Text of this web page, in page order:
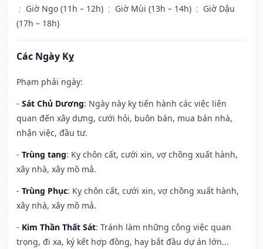
; Giờ Ngọ (11h – 12h) ; Giờ Mùi (13h – 14h) ; Giờ Dậu
(17h – 18h)
Các Ngày Kỵ
Phạm phải ngày:
- Sát Chủ Dương: Ngày này kỵ tiến hành các việc liên
quan đến xây dựng, cưới hỏi, buôn bán, mua bán nhà,
nhận việc, đầu tư.
- Trùng tang: Kỵ chôn cất, cưới xin, vợ chồng xuất hành,
xây nhà, xây mồ mả.
- Trùng Phục: Kỵ chôn cất, cưới xin, vợ chồng xuất hành,
xây nhà, xây mồ mả.
- Kim Thần Thất Sát: Tránh làm những công việc quan
trọng, đi xa, ký kết hợp đồng, hay bắt đầu dự án lớn...